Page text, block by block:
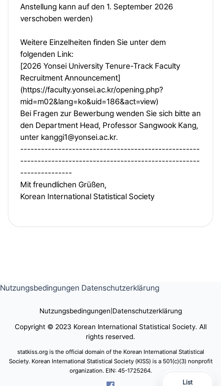
Anstellung kann auf den 1. September 2026
verschoben werden)
Weitere Einzelheiten finden Sie unter dem
folgenden Link:
[2026 Yonsei University Tenure-Track Faculty
Recruitment Announcement]
(https://faculty.yonsei.ac.kr/opening.php?
mid=m02&lang=ko&uid=186&act=view)
Bei Fragen zur Bewerbung wenden Sie sich bitte an
den Department Head, Professor Sangwook Kang,
unter kanggi1@yonsei.ac.kr.
----------------------------------------------------
----------------------------------------------------
---------------
Mit freundlichen Grüßen,
Korean International Statistical Society
List
Nutzungsbedingungen Datenschutzerklärung
Nutzungsbedingungen Datenschutzerklärung
Copyright © 2023 Korean International Statistical Society. All
rights reserved.
statkiss.org is the official domain of the Korean International Statistical
Society. Korean International Statistical Society (KISS) is a 501(c)(3) nonprofit
organization. EIN: 45-1725264.